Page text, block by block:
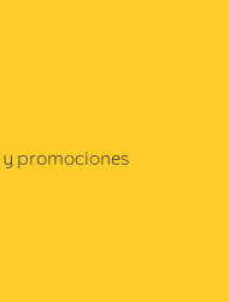
promociones